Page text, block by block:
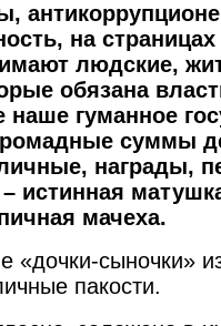
на
людские,
обязана
наше гуманное
суммы
награды,
– истинная
мачеха.
«дочки-сыночки»
пакости.